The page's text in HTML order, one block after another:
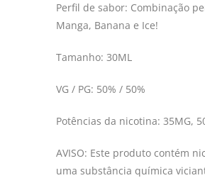
Perfil de sabor: Combinação
Manga, Banana e Ice!
Tamanho: 30ML
VG / PG: 50% / 50%
Potências da nicotina: 35MG,
AVISO: Este produto contém
uma substância química